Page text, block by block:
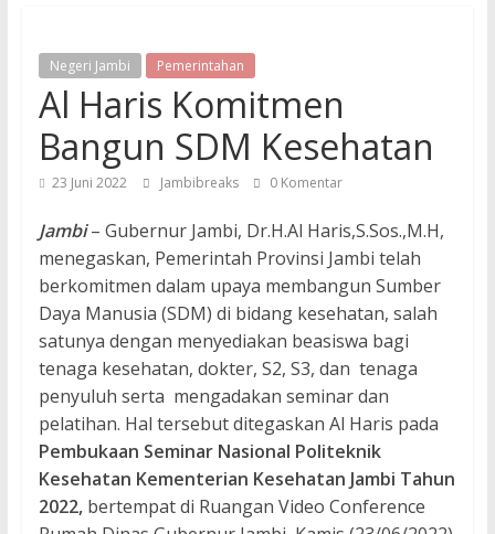
Negeri Jambi Pemerintahan
Al Haris Komitmen
Bangun SDM Kesehatan
23 Juni 2022 Jambibreaks 0 Komentar
Jambi – Gubernur Jambi, Dr.H.Al Haris,S.Sos.,M.H,
menegaskan, Pemerintah Provinsi Jambi telah
berkomitmen dalam upaya membangun Sumber
Daya Manusia (SDM) di bidang kesehatan, salah
satunya dengan menyediakan beasiswa bagi
tenaga kesehatan, dokter, S2, S3, dan tenaga
penyuluh serta mengadakan seminar dan
pelatihan. Hal tersebut ditegaskan Al Haris pada
Pembukaan Seminar Nasional Politeknik
Kesehatan Kementerian Kesehatan Jambi Tahun
2022, bertempat di Ruangan Video Conference